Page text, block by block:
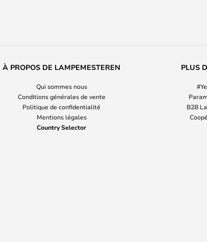
À PROPOS DE LAMPEMESTEREN
Qui sommes nous
Conditions générales de vente
Politique de confidentialité
Mentions légales
Country Selector
PLUS
B2B